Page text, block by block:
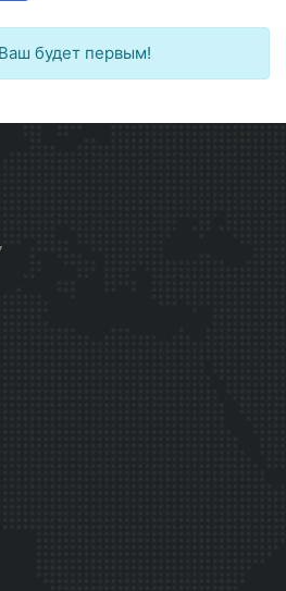
будет первым!